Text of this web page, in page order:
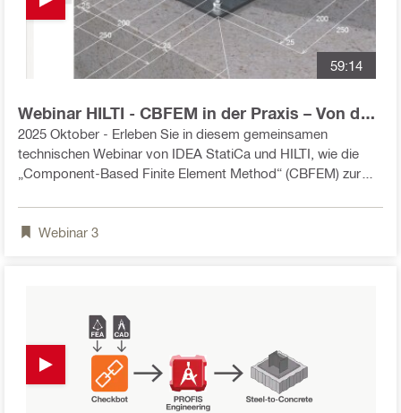
59:14
Webinar HILTI - CBFEM in der Praxis – Von der
Stahlverbindung bis zur Betonverankerung
2025 Oktober - Erleben Sie in diesem gemeinsamen
technischen Webinar von IDEA StatiCa und HILTI, wie die
„Component-Based Finite Element Method“ (CBFEM) zur
und wie sich diese mit HILTI-Lösungen für nachträgliche
Verankerungen in Beton kombinieren lässt. Unsere Experten
Webinar 3